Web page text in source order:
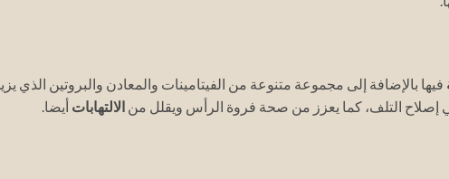
فيها بالإضافة إلى مجموعة متنوعة من الفيتامينات والمعادن والبروتين الذي
التلف، كما يعزز من صحة فروة الرأس ويقلل من الالتهابات أيضا.